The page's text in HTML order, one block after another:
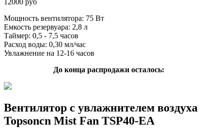
12000 руб
Мощность вентилятора: 75 Вт
Емкость резервуара: 2,8 л
Таймер: 0,5 - 7,5 часов
Расход воды: 0,30 мл/час
Увлажнение на 12-16 часов
До конца распродажи осталось:
Вентилятор с увлажнителем воздуха
Topsoncn Mist Fan TSP40-EA